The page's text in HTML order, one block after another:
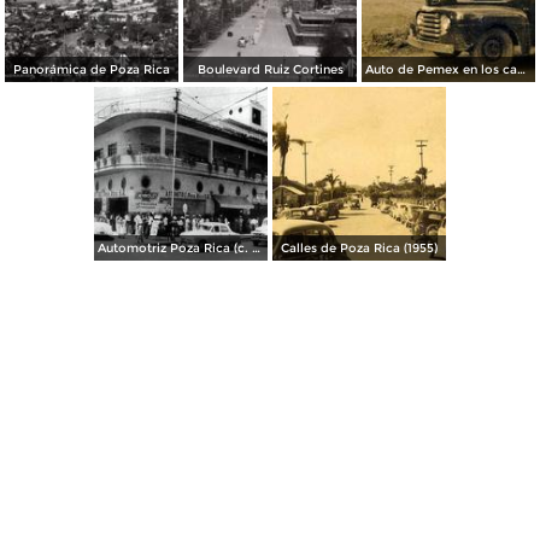
Panorámica de Poza Rica Boulevard Ruiz Cortines Auto de Pemex en los campos petroleros (c. 1950)
Automotriz Poza Rica (c. 1953) Calles de Poza Rica (1955)